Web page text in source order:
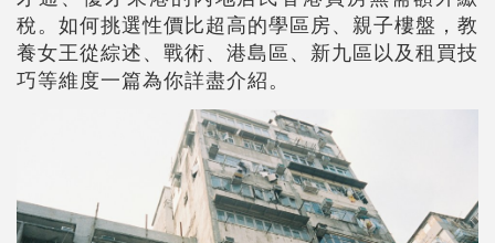
稅。如何挑選性價比超高的學區房、親子樓盤，教
養女王從綜述、戰術、港島區、新九區以及租買技
巧等維度一篇為你詳盡介紹。